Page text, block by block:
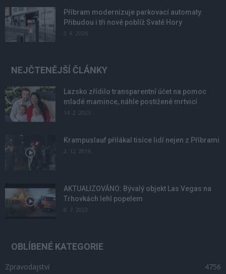
Příbram modernizuje parkovací automaty.
Přibudou i tři nové poblíž Svaté Hory
3. 8. 2026
NEJČTENĚJŠÍ ČLÁNKY
Lazsko zřídilo transparentní účet na pomoc
mladé mamince, náhle postižené mrtvicí
14. 2. 2023
Krampuslauf přilákal tisíce lidí nejen z Příbrami
2. 12. 2016
AKTUALIZOVÁNO: Bývalý objekt Las Vegas na
Trhovkách lehl popelem
8. 7. 2023
OBLÍBENÉ KATEGORIE
Zpravodajství
4756